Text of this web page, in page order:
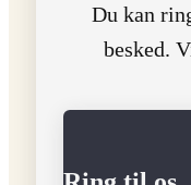
Du kan
besked.